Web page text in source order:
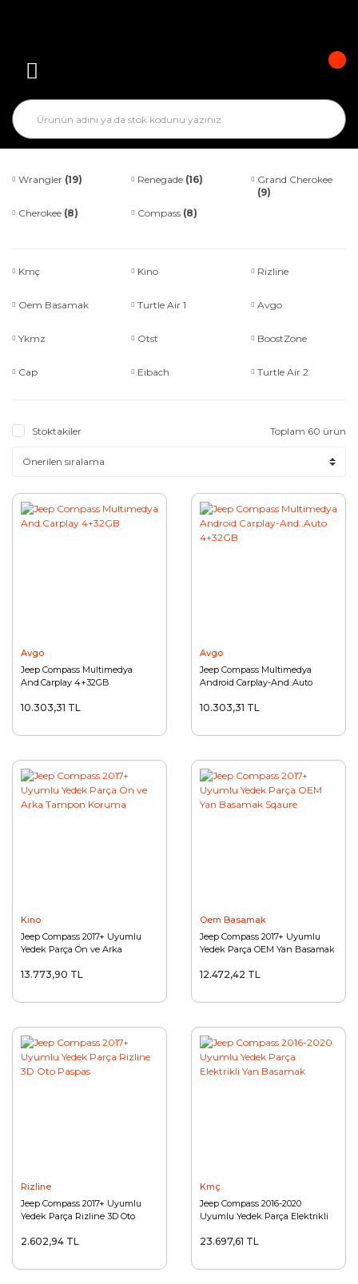
Wrangler (19) Renegade (16)
Grand Cherokee
(9)
Cherokee (8) Compass (8)
Kmç Kino Rizline
Oem Basamak Turtle Air 1 Avgo
Ykmz Otst BoostZone
Cap Eibach Turtle Air 2
Stoktakiler Toplam 60 ürün
Avgo
Jeep Compass Multimedya
And.Carplay 4+32GB
10.303,31 TL
Avgo
Jeep Compass Multimedya
Android Carplay-And..Auto
10.303,31 TL
Kino
Jeep Compass 2017+ Uyumlu
Yedek Parça Ön ve Arka
13.773,90 TL
Oem Basamak
Jeep Compass 2017+ Uyumlu
Yedek Parça OEM Yan Basamak
12.472,42 TL
Rizline
Jeep Compass 2017+ Uyumlu
Yedek Parça Rizline 3D Oto
2.602,94 TL
Kmç
Jeep Compass 2016-2020
Uyumlu Yedek Parça Elektrikli
23.697,61 TL